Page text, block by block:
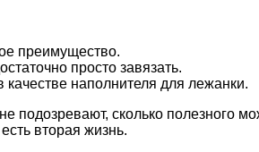
преимущество.
просто завязать.
наполнителя для лежанки.
подозревают, сколько полезного
вторая жизнь.